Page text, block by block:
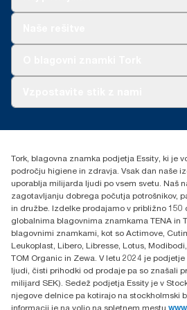
povprečje, niso namenjeni uporabi pri
Essity Hungary Kft. Professional
Budakeszi út 51.
Tork, blagovna znamka podjetja Essity, ki je
področju higiene in zdravja. Vsak dan naše
uporablja milijarda ljudi po vsem svetu. Naš
zagotavljanju dobrega počutja potrošnikov,
in družbe. Izdelke prodajamo v približno
globalnima blagovnima znamkama TENA in
blagovnimi znamkami, kot so Actimove,
Leukoplast, Libero, Libresse, Lotus,
TOM Organic in Zewa. V letu 2024 je
ljudi, čisti prihodki od prodaje pa so znašali
milijard SEK). Sedež podjetja Essity je v
njegove delnice pa kotirajo na stockholmski
informacij je na voljo na spletnem mestu